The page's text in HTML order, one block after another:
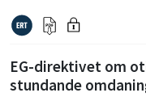
EG-direktivet om
stundande